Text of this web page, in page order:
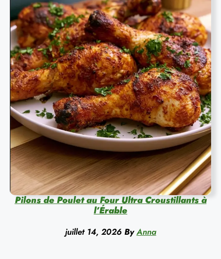
Pilons de Poulet au Four Ultra Croustillants à
l’Érable
juillet 14, 2026 By Anna